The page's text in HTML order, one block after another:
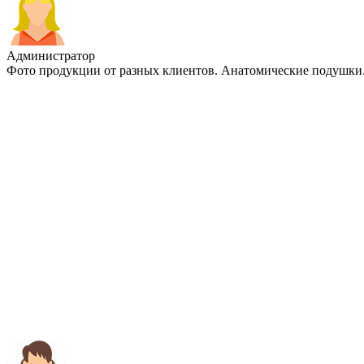
Администратор
Фото продукции от разных клиентов. Анатомические